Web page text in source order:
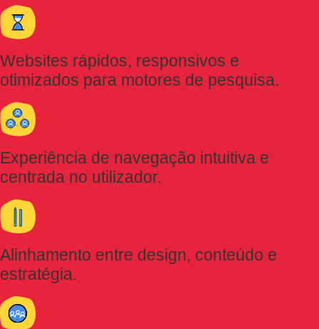
Websites rápidos, responsivos e
otimizados para motores de pesquisa.
Experiência de navegação intuitiva e
centrada no utilizador.
Alinhamento entre design, conteúdo e
estratégia.